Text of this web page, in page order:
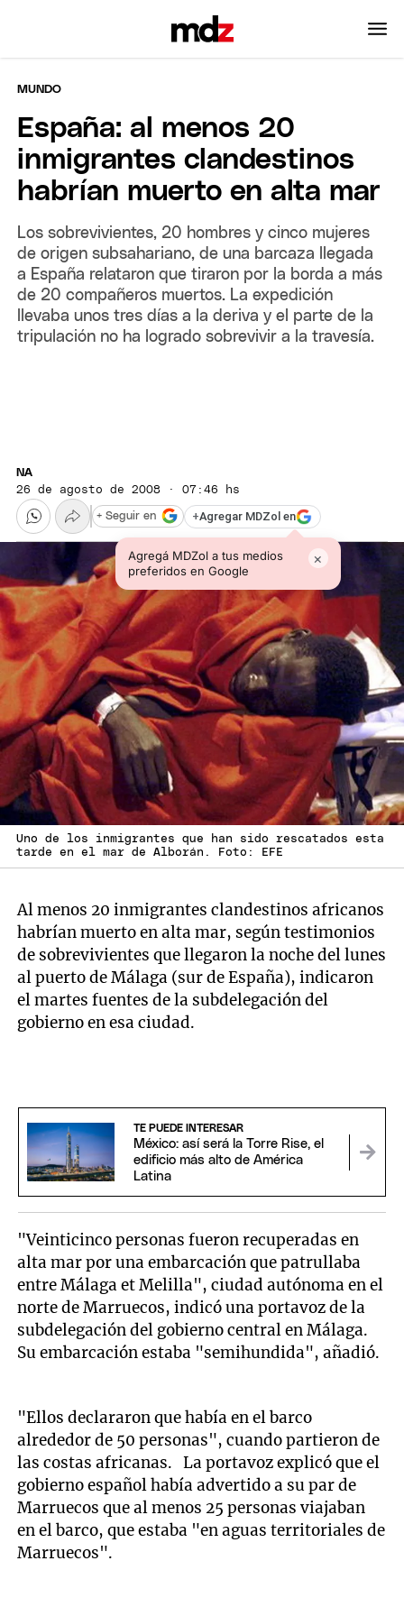
MUNDO
España: al menos 20
inmigrantes clandestinos
habrían muerto en alta mar
Los sobrevivientes, 20 hombres y cinco mujeres
de origen subsahariano, de una barcaza llegada
a España relataron que tiraron por la borda a más
de 20 compañeros muertos. La expedición
llevaba unos tres días a la deriva y el parte de la
tripulación no ha logrado sobrevivir a la travesía.
NA
26 de agosto de 2008 · 07:46 hs
+Agregar MDZol en
Agregá MDZol a tus medios
preferidos en Google
×
+ Seguir en
Uno de los inmigrantes que han sido rescatados esta
tarde en el mar de Alborán. Foto: EFE
Al menos 20 inmigrantes clandestinos africanos
habrían muerto en alta mar, según testimonios
de sobrevivientes que llegaron la noche del lunes
al puerto de Málaga (sur de España), indicaron
el martes fuentes de la subdelegación del
gobierno en esa ciudad.
TE PUEDE INTERESAR
México: así será la Torre Rise, el
edificio más alto de América
Latina
"Veinticinco personas fueron recuperadas en
alta mar por una embarcación que patrullaba
entre Málaga et Melilla", ciudad autónoma en el
norte de Marruecos, indicó una portavoz de la
subdelegación del gobierno central en Málaga.
Su embarcación estaba "semihundida", añadió.
"Ellos declararon que había en el barco
alrededor de 50 personas", cuando partieron de
las costas africanas. La portavoz explicó que el
gobierno español había advertido a su par de
Marruecos que al menos 25 personas viajaban
en el barco, que estaba "en aguas territoriales de
Marruecos".